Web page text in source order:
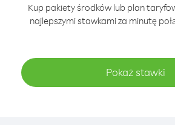
Kup pakiety środków lub plan
najlepszymi stawkami za minutę
Pokaż stawki